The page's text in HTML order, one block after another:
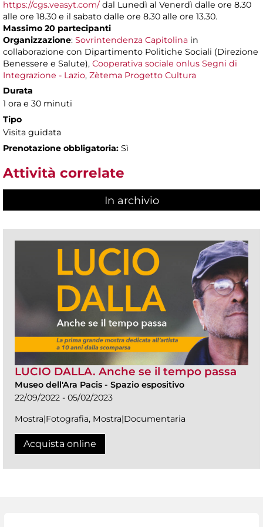
https://cgs.veasyt.com/dal Lunedì al Venerdì dalle ore 8.30
alle ore 18.30 e il sabato dalle ore 8.30 alle ore 13.30.
Massimo 20 partecipanti
Organizzazione: Sovrintendenza Capitolina in
collaborazione con Dipartimento Politiche Sociali (Direzione
Benessere e Salute), Cooperativa sociale onlus Segni di
Integrazione - Lazio, Zètema Progetto Cultura
Durata
1 ora e 30 minuti
Tipo
Visita guidata
Prenotazione obbligatoria: Sì
Attività correlate
In archivio
LUCIO DALLA. Anche se il tempo passa
Museo dell'Ara Pacis - Spazio espositivo
22/09/2022 - 05/02/2023
Mostra|Fotografia, Mostra|Documentaria
Acquista online